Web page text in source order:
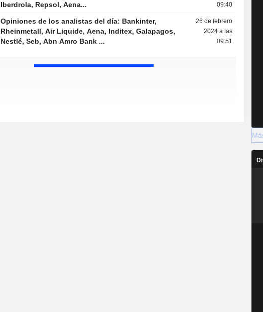
Iberdrola, Repsol, Aena...
09:40
Opiniones de los analistas del día: Bankinter,
Rheinmetall, Air Liquide, Aena, Inditex, Galapagos,
Nestlé, Seb, Abn Amro Bank ...
26 de febrero
2024 a las
09:51